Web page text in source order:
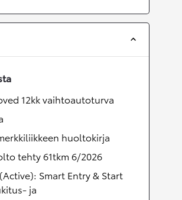
12kk vaihtoautoturva
huoltokirja
tehty 61tkm 6/2026
Smart Entry & Start
ja